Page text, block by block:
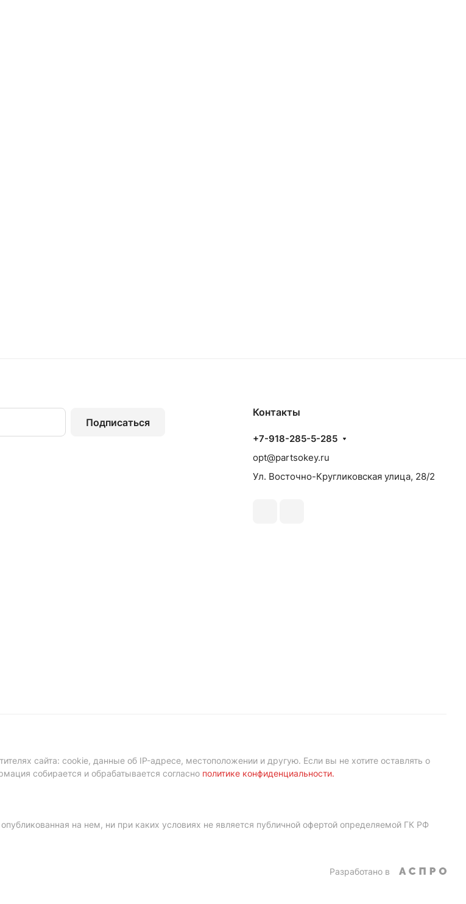
Подписаться
Контакты
+7-918-285-5-285
opt@partsokey.ru
Ул. Восточно-Кругликовская улица, 28/2
сайта: cookie, данные об IP-адресе, местоположении и другую. Если вы не хотите оставлять о
собирается и обрабатывается согласно политике конфиденциальности.
на нем, ни при каких условиях не является публичной офертой определяемой ГК РФ
Разработано в